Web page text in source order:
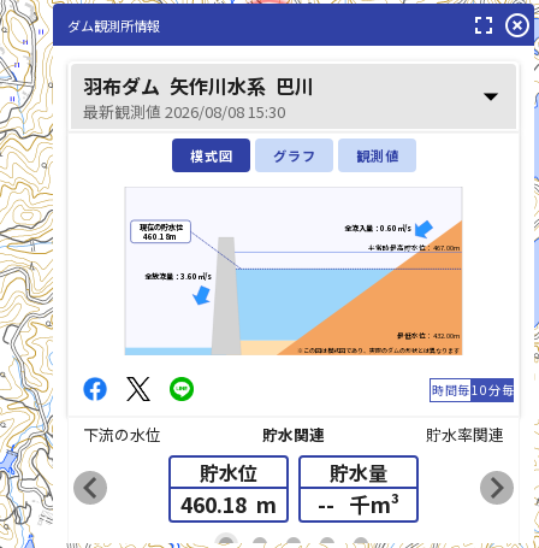
巴川(ともえがわ)
list_alt
ダム観測所情報 fullscreen highlight_off
羽布ダム 矢作川水系 巴川
最新観測値 2026/08/08 15:30 arrow_drop_down
模式図 グラフ 観測値
※この図は模式図であり、実際のダムの形状とは異なります
平常時最高貯水位：467.00m
最低水位：432.00m
現在の貯水位
460.18m
全流入量：0.60㎥/s
全放流量：3.60㎥/s
時間毎10分毎
下流の水位 貯水関連 貯水率関連
貯水位
460.18 m
貯水量
-- 千m³
chevron_left chevron_right